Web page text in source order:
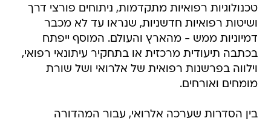
טכנולוגיות רפואיות מתקדמות, ניתוחים פורצי דרך
ושיטות רפואיות חדשניות, שנראו עד לא מכבר
דמיוניות ממש - מהארץ והעולם. המוסף ייפתח
בכתבה תיעודית מרכזית או בתחקיר עיתונאי רפואי,
וילווה בפרשנות רפואית של אלרואי ושל שורת
מומחים ואורחים.
בין הסדרות שערכה אלרואי, עבור המהדורה